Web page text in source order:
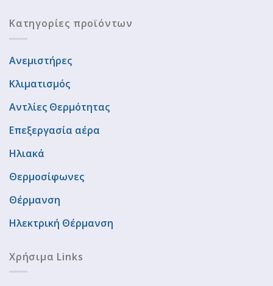
Κατηγορίες προϊόντων
Ανεμιστήρες
Κλιματισμός
Αντλίες Θερμότητας
Επεξεργασία αέρα
Ηλιακά
Θερμοσίφωνες
Θέρμανση
Ηλεκτρική Θέρμανση
Χρήσιμα Links